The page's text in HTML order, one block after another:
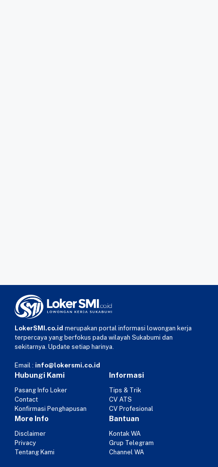
LokerSMI.co.id merupakan portal informasi lowongan kerja
terpercaya yang berfokus pada wilayah Sukabumi dan
sekitarnya. Update setiap harinya.
Email : info@lokersmi.co.id
Hubungi Kami
Pasang Info Loker
Contact
Konfirmasi Penghapusan
Informasi
Tips & Trik
CV ATS
CV Profesional
More Info
Disclaimer
Privacy
Tentang Kami
Bantuan
Kontak WA
Grup Telegram
Channel WA